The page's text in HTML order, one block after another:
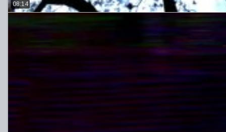
08:14